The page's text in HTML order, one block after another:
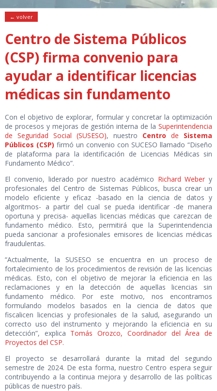
← volver
Centro de Sistema Públicos
(CSP) firma convenio para
ayudar a identificar licencias
médicas sin fundamento
Con el objetivo de explorar, formular y concretar la optimización
de procesos y mejoras de gestión interna de la Superintendencia
de Seguridad Social (SUSESO), nuestro Centro de Sistema
Públicos (CSP) firmó un convenio con SUCESO llamado “Diseño
de plataforma para la identificación de Licencias Médicas sin
Fundamento Médico”.
El convenio, liderado por nuestro académico Richard Weber y
profesionales del Centro de Sistemas Públicos, busca crear un
modelo eficiente y eficaz -basado en la ciencia de datos y
algoritmos- a partir del cual se pueda identificar -de manera
oportuna y precisa- aquellas licencias médicas que carezcan de
fundamento médico. Esto, permitirá que la Superintendencia
pueda sancionar a profesionales emisores de licencias médicas
fraudulentas.
“Actualmente, la SUSESO se encuentra en un proceso de
fortalecimiento de los procedimientos de revisión de las licencias
médicas. Esto, con el objetivo de mejorar la eficiencia en las
reclamaciones y en la detección de aquellas licencias sin
fundamento médico. Por este motivo, nos encontramos
formulando modelos basados en la ciencia de datos que
fiscalicen licencias y profesionales de la salud, asegurando un
correcto uso del instrumento y mejorando la eficiencia en su
detección”, explica Tomás Orozco, Coordinador del Área de
Proyectos del CSP.
El proyecto se desarrollará durante la mitad del segundo
semestre de 2024. De esta forma, nuestro Centro espera seguir
contribuyendo a la continua mejora y desarrollo de las políticas
públicas de nuestro país.